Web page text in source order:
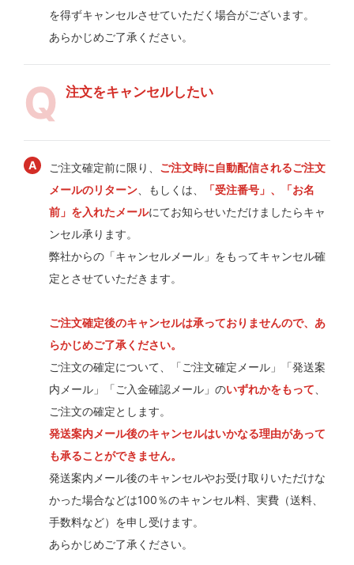
を得ずキャンセルさせていただく場合がございます。
あらかじめご了承ください。
注文をキャンセルしたい
ご注文確定前に限り、 ご注文時に自動配信されるご注文
メールのリターン 、もしくは、
「受注番号」、「お名
前」を入れたメールにてお知らせいただけましたらキャ
ンセル承ります。
弊社からの「キャンセルメール」をもってキャンセル確
定とさせていただきます。
ご注文確定後のキャンセルは承っておりませんので、あ
らかじめご了承ください。
ご注文の確定について、「ご注文確定メール」「発送案
内メール」「ご入金確認メール」のいずれかをもって
ご注文の確定とします。
発送案内メール後のキャンセルはいかなる理由があって
も承ることができません。
発送案内メール後のキャンセルやお受け取りいただけな
かった場合などは100％のキャンセル料、実費（送料、
手数料など）を申し受けます。
あらかじめご了承ください。